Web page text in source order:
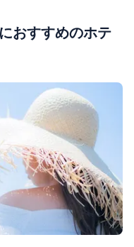
おすすめのホテ